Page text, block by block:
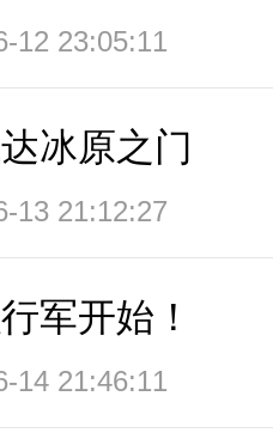
12 23:05:11
冰原之门
13 21:12:27
军开始！
14 21:46:11